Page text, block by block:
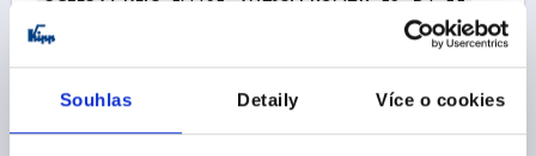
Souhlas Detaily Více o cookies
L3=5,1
bez DPH
DETAILY